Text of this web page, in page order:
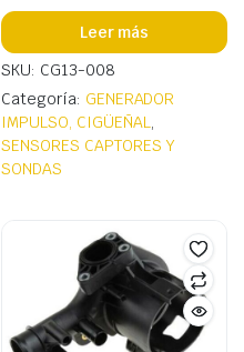
Leer más
SKU: CG13-008
Categoría: GENERADOR
IMPULSO, CIGÜEÑAL,
SENSORES CAPTORES Y
SONDAS